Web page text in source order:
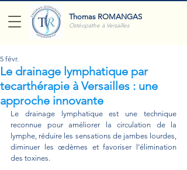
Thomas ROMANGAS
Ostéopathe à Versailles
Le drainage lymphatique par
tecarthérapie à Versailles : une
approche innovante
5 févr.
Le drainage lymphatique est une technique
reconnue pour améliorer la circulation de la
lymphe, réduire les sensations de jambes lourdes,
diminuer les œdèmes et favoriser l’élimination
des toxines.